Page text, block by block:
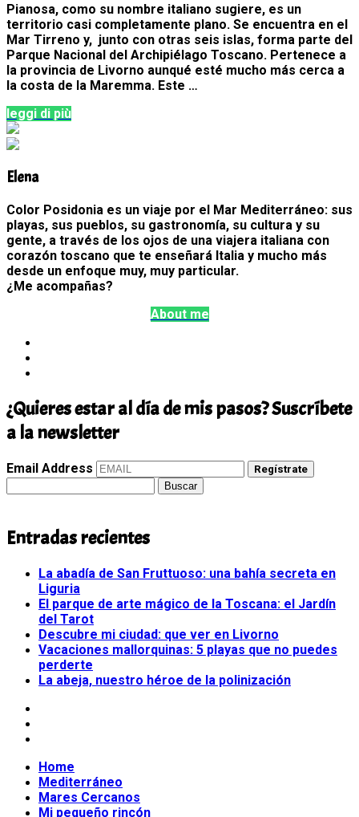
Pianosa, como su nombre italiano sugiere, es un
territorio casi completamente plano. Se encuentra en el
Mar Tirreno y, junto con otras seis islas, forma parte del
Parque Nacional del Archipiélago Toscano. Pertenece a
la provincia de Livorno aunqué esté mucho más cerca a
la costa de la Maremma. Este …
leggi di più
Elena
Color Posidonia es un viaje por el Mar Mediterráneo: sus
playas, sus pueblos, su gastronomía, su cultura y su
gente, a través de los ojos de una viajera italiana con
corazón toscano que te enseñará Italia y mucho más
desde un enfoque muy, muy particular.
¿Me acompañas?
About me
¿Quieres estar al día de mis pasos? Suscríbete
a la newsletter
Email Address Regístrate
Entradas recientes
La abadía de San Fruttuoso: una bahía secreta en
Liguria
El parque de arte mágico de la Toscana: el Jardín
del Tarot
Descubre mi ciudad: que ver en Livorno
Vacaciones mallorquinas: 5 playas que no puedes
perderte
La abeja, nuestro héroe de la polinización
Home
Mediterráneo
Mares Cercanos
Mi pequeño rincón